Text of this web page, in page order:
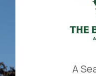
A